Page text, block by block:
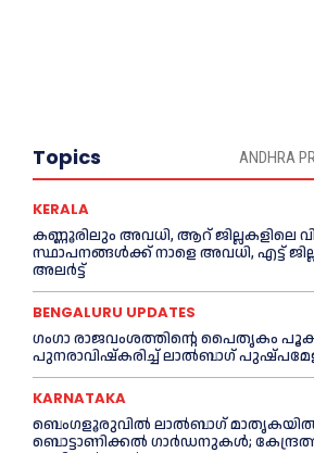
Topics ANDHRA
KERALA
കണ്ണൂരിലും അവധി, ആറ് ജില്ലകളിലെ
സ്ഥാപനങ്ങൾക്ക് നാളെ അവധി, എട്ട്
അലർട്ട്
BENGALURU UPDATES
ഗംഗാ രാജവംശത്തിന്റെ പൈതൃകം
പുനരാവിഷ്‌കരിച്ച് ലാൽബാഗ്
KARNATAKA
ബെംഗളൂരുവിൽ ലാൽബാഗ്
ബൊട്ടാണിക്കൽ ഗാർഡനുകൾ;